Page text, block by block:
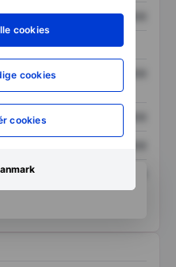
cookies
cookies
cookies
XXXXXXX XXXXXXX
XXXXXXX
XXXXXXX
XXXXXXX
til flere diagrammer